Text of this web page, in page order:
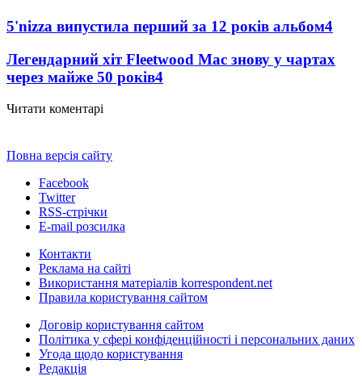
5'nizza випустила перший за 12 років альбом4
Легендарний хіт Fleetwood Mac знову у чартах
через майже 50 років4
Читати коментарі
Повна версія сайту
Facebook
Twitter
RSS-стрічки
E-mail розсилка
Контакти
Реклама на сайті
Використання матеріалів korrespondent.net
Правила користування сайтом
Договір користування сайтом
Політика у сфері конфіденційності і персональних даних
Угода щодо користування
Редакція